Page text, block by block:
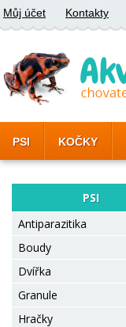
Můj účet Kontakty
PSI KOČKY
PSI
Antiparazitika
Boudy
Dvířka
Granule
Hračky